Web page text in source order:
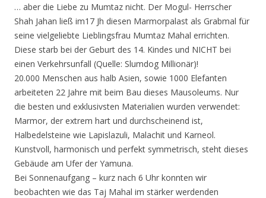
… aber die Liebe zu Mumtaz nicht. Der Mogul- Herrscher
Shah Jahan ließ im17 Jh diesen Marmorpalast als Grabmal für
seine vielgeliebte Lieblingsfrau Mumtaz Mahal errichten.
Diese starb bei der Geburt des 14. Kindes und NICHT bei
einen Verkehrsunfall (Quelle: Slumdog Millionär)!
20.000 Menschen aus halb Asien, sowie 1000 Elefanten
arbeiteten 22 Jahre mit beim Bau dieses Mausoleums. Nur
die besten und exklusivsten Materialien wurden verwendet:
Marmor, der extrem hart und durchscheinend ist,
Halbedelsteine wie Lapislazuli, Malachit und Karneol.
Kunstvoll, harmonisch und perfekt symmetrisch, steht dieses
Gebäude am Ufer der Yamuna.
Bei Sonnenaufgang – kurz nach 6 Uhr konnten wir
beobachten wie das Taj Mahal im stärker werdenden